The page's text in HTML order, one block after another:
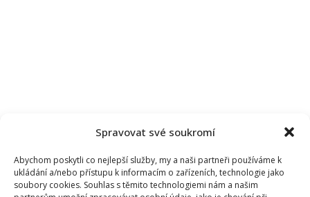
Spravovat své soukromí
Abychom poskytli co nejlepší služby, my a naši partneři používáme k
ukládání a/nebo přístupu k informacím o zařízeních, technologie jako
soubory cookies. Souhlas s těmito technologiemi nám a našim